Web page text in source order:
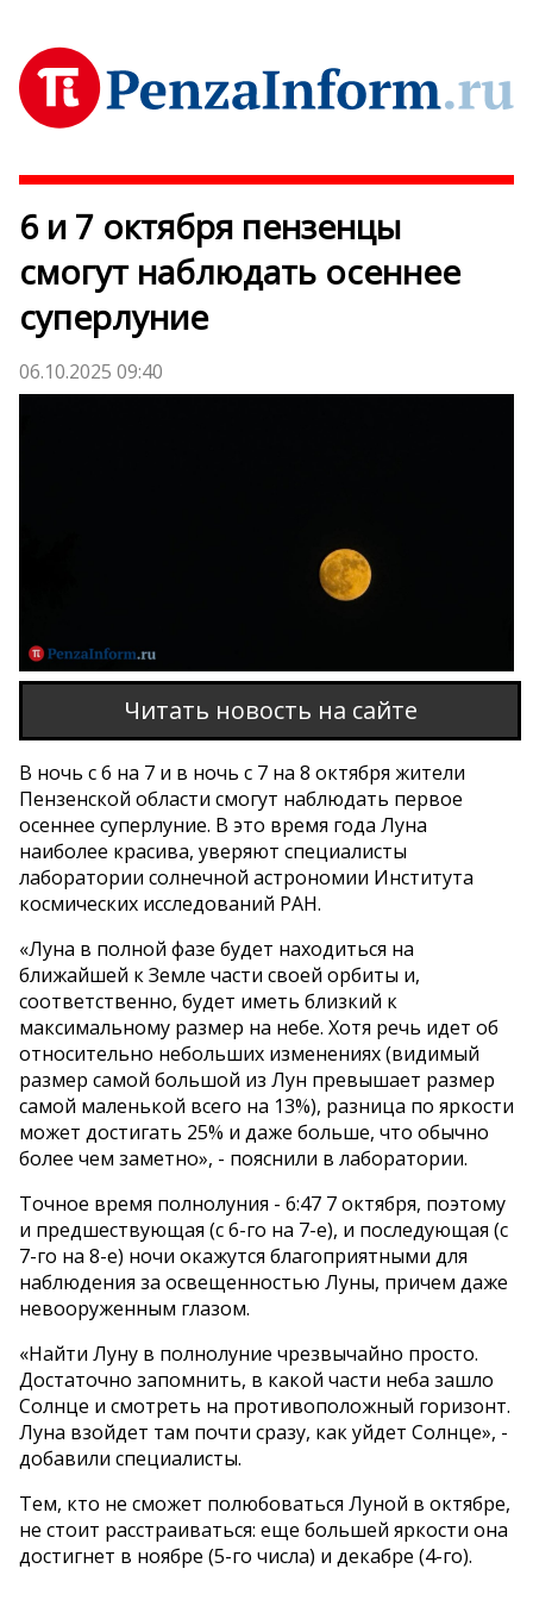
6 и 7 октября пензенцы
смогут наблюдать осеннее
суперлуние
06.10.2025 09:40
Читать новость на сайте
В ночь с 6 на 7 и в ночь с 7 на 8 октября жители
Пензенской области смогут наблюдать первое
осеннее суперлуние. В это время года Луна
наиболее красива, уверяют специалисты
лаборатории солнечной астрономии Института
космических исследований РАН.
«Луна в полной фазе будет находиться на
ближайшей к Земле части своей орбиты и,
соответственно, будет иметь близкий к
максимальному размер на небе. Хотя речь идет об
относительно небольших изменениях (видимый
размер самой большой из Лун превышает размер
самой маленькой всего на 13%), разница по яркости
может достигать 25% и даже больше, что обычно
более чем заметно», - пояснили в лаборатории.
Точное время полнолуния - 6:47 7 октября, поэтому
и предшествующая (с 6-го на 7-е), и последующая (с
7-го на 8-е) ночи окажутся благоприятными для
наблюдения за освещенностью Луны, причем даже
невооруженным глазом.
«Найти Луну в полнолуние чрезвычайно просто.
Достаточно запомнить, в какой части неба зашло
Солнце и смотреть на противоположный горизонт.
Луна взойдет там почти сразу, как уйдет Солнце», -
добавили специалисты.
Тем, кто не сможет полюбоваться Луной в октябре,
не стоит расстраиваться: еще большей яркости она
достигнет в ноябре (5-го числа) и декабре (4-го).